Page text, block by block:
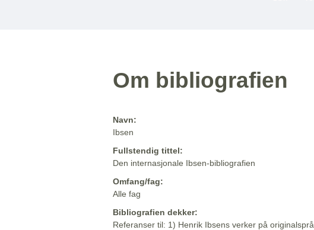
Om bibliografien
Navn:
Ibsen
Fullstendig tittel:
Den internasjonale Ibsen-bibliografien
Omfang/fag:
Alle fag
Bibliografien dekker:
Referanser til: 1) Henrik Ibsens verker på